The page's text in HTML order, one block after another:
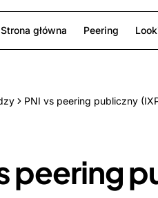
Strona główna Peering
PNI vs peering publiczny
peering